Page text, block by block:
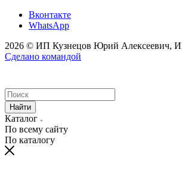
Вконтакте
WhatsApp
2026 © ИП Кузнецов Юрий Алексеевич,
Сделано командой
Найти
Каталог
По всему сайту
По каталогу